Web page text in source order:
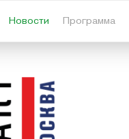
Новости Программа